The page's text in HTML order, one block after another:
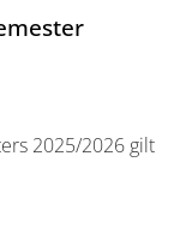
2025/2026 gilt